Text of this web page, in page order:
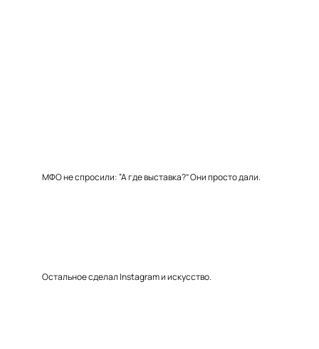
МФО не спросили: “А где выставка?” Они просто дали.
Остальное сделал Instagram и искусство.